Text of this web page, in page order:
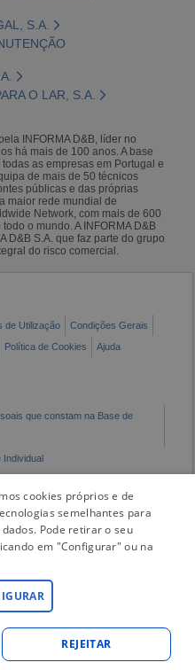
S.A.
O LAR, S.A.
INFORMA D&B, líder no
há mais de 100 anos. A base
as empresas em Portugal e
de mais de 50 técnicos
públicas e das próprias
maior rede mundial de
Network, com mais de 600
o mundo. A INFORMA D&B
D&B S.A. que faz parte do grupo
do risco comercial.
de Utilização
Condições Gerais
Política de Cookies Ajuda
que constam na Base de
Individual
cookies próprios e de
semelhantes para
Pode retirar o seu
em "Configurar" ou na
REJEITAR